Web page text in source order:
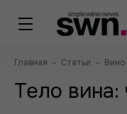
Главная – Статьи – Вино
Тело вина: